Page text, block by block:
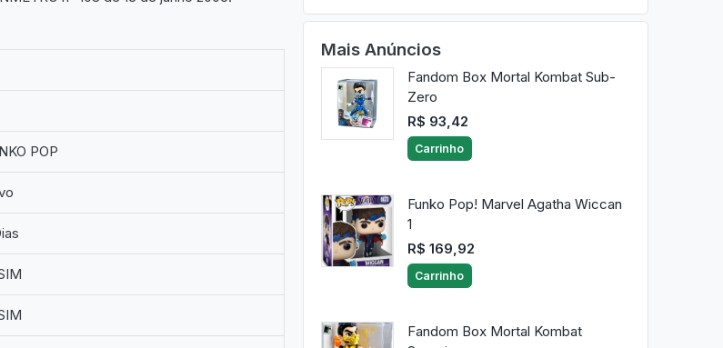
POP
Mais Anúncios
Fandom Box Mortal Kombat Sub-
Zero
R$ 93,42
Carrinho
Funko Pop! Marvel Agatha Wiccan
1
R$ 169,92
Carrinho
Fandom Box Mortal Kombat